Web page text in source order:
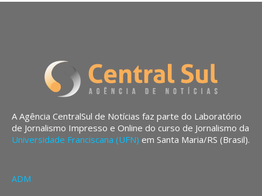
A Agência CentralSul de Notícias faz parte do Laboratório
de Jornalismo Impresso e Online do curso de Jornalismo da
Universidade Franciscana (UFN) em Santa Maria/RS (Brasil).
ADM